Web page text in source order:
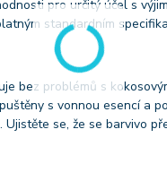
pro určitý účel s
standardním
bez problémů s
s vonnou esencí a
Ujistěte se, že se barvivo